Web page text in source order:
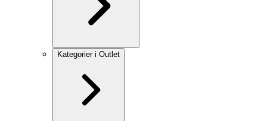
Kategorier i Outlet